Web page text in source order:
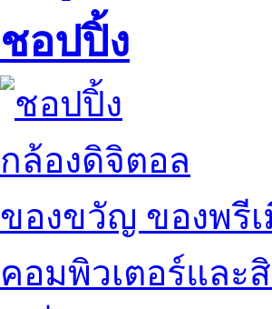
ชอปปิ้ง
กล้องดิจิตอล
ของขวัญ ของพรี
คอมพิวเตอร์และ